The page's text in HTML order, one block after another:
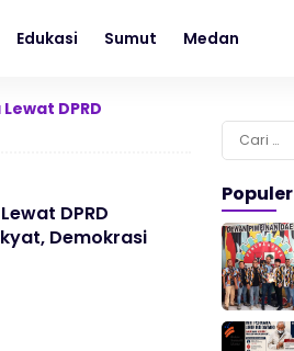
Edukasi Sumut Medan
DPRD
DPRD
Demokrasi
Cari
untuk:
Populer